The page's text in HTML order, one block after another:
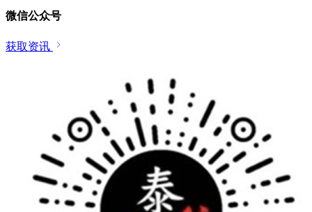
微信公众号
获取资讯